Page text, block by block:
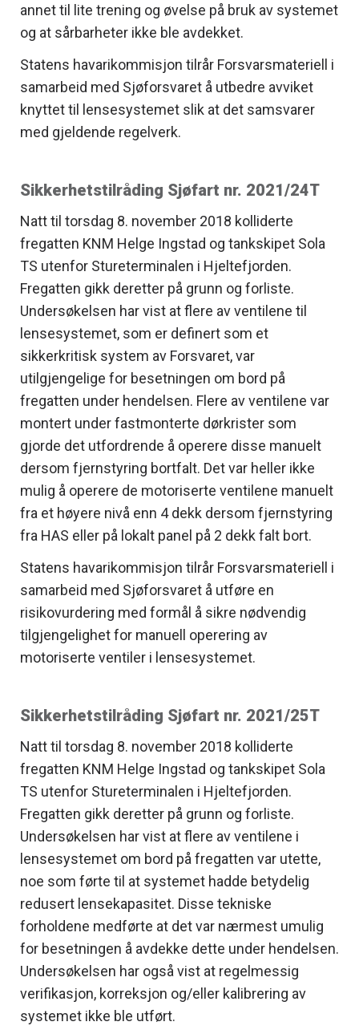
annet til lite trening og øvelse på bruk av systemet
og at sårbarheter ikke ble avdekket.
Statens havarikommisjon tilrår Forsvarsmateriell i
samarbeid med Sjøforsvaret å utbedre avviket
knyttet til lensesystemet slik at det samsvarer
med gjeldende regelverk.
Sikkerhetstilråding Sjøfart nr. 2021/24T
Natt til torsdag 8. november 2018 kolliderte
fregatten KNM Helge Ingstad og tankskipet Sola
TS utenfor Stureterminalen i Hjeltefjorden.
Fregatten gikk deretter på grunn og forliste.
Undersøkelsen har vist at flere av ventilene til
lensesystemet, som er definert som et
sikkerkritisk system av Forsvaret, var
utilgjengelige for besetningen om bord på
fregatten under hendelsen. Flere av ventilene var
montert under fastmonterte dørkrister som
gjorde det utfordrende å operere disse manuelt
dersom fjernstyring bortfalt. Det var heller ikke
mulig å operere de motoriserte ventilene manuelt
fra et høyere nivå enn 4 dekk dersom fjernstyring
fra HAS eller på lokalt panel på 2 dekk falt bort.
Statens havarikommisjon tilrår Forsvarsmateriell i
samarbeid med Sjøforsvaret å utføre en
risikovurdering med formål å sikre nødvendig
tilgjengelighet for manuell operering av
motoriserte ventiler i lensesystemet.
Sikkerhetstilråding Sjøfart nr. 2021/25T
Natt til torsdag 8. november 2018 kolliderte
fregatten KNM Helge Ingstad og tankskipet Sola
TS utenfor Stureterminalen i Hjeltefjorden.
Fregatten gikk deretter på grunn og forliste.
Undersøkelsen har vist at flere av ventilene i
lensesystemet om bord på fregatten var utette,
noe som førte til at systemet hadde betydelig
redusert lensekapasitet. Disse tekniske
forholdene medførte at det var nærmest umulig
for besetningen å avdekke dette under hendelsen.
Undersøkelsen har også vist at regelmessig
verifikasjon, korreksjon og/eller kalibrering av
systemet ikke ble utført.